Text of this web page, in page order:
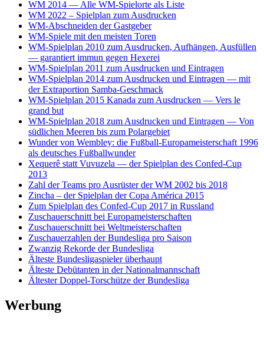
WM 2014 — Alle WM-Spielorte als Liste
WM 2022 – Spielplan zum Ausdrucken
WM-Abschneiden der Gastgeber
WM-Spiele mit den meisten Toren
WM-Spielplan 2010 zum Ausdrucken, Aufhängen, Ausfüllen
— garantiert immun gegen Hexerei
WM-Spielplan 2011 zum Ausdrucken und Eintragen
WM-Spielplan 2014 zum Ausdrucken und Eintragen — mit
der Extraportion Samba-Geschmack
WM-Spielplan 2015 Kanada zum Ausdrucken — Vers le
grand but
WM-Spielplan 2018 zum Ausdrucken und Eintragen — Von
südlichen Meeren bis zum Polargebiet
Wunder von Wembley: die Fußball-Europameisterschaft 1996
als deutsches Fußballwunder
Xequerê statt Vuvuzela — der Spielplan des Confed-Cup
2013
Zahl der Teams pro Ausrüster der WM 2002 bis 2018
Zincha – der Spielplan der Copa América 2015
Zum Spielplan des Confed-Cup 2017 in Russland
Zuschauerschnitt bei Europameisterschaften
Zuschauerschnitt bei Weltmeisterschaften
Zuschauerzahlen der Bundesliga pro Saison
Zwanzig Rekorde der Bundesliga
Älteste Bundesligaspieler überhaupt
Älteste Debütanten in der Nationalmannschaft
Ältester Doppel-Torschütze der Bundesliga
Werbung